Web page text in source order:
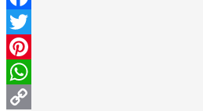
Facebook
Twitter
Pinterest
WhatsApp